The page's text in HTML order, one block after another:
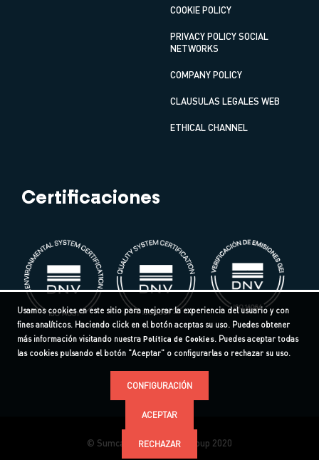
COOKIE POLICY
PRIVACY POLICY SOCIAL
NETWORKS
COMPANY POLICY
CLAUSULAS LEGALES WEB
ETHICAL CHANNEL
Certificaciones
© Sumcab Specialcable Group 2020
Usamos cookies en este sitio para mejorar la experiencia del usuario y con
fines analíticos. Haciendo click en el botón aceptas su uso. Puedes obtener
más información visitando nuestra Política de Cookies. Puedes aceptar todas
las cookies pulsando el botón "Aceptar" o configurarlas o rechazar su uso.
CONFIGURACIÓN
ACEPTAR
RECHAZAR